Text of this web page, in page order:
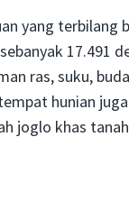
yang
17.491
ras, suku,
hunian
joglo khas